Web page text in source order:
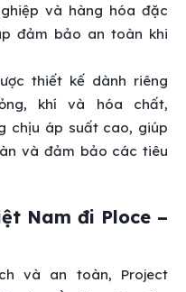
và hàng hóa đặc
đảm bảo an toàn khi
thiết kế dành riêng
khí và hóa chất,
chịu áp suất cao, giúp
và đảm bảo các tiêu
Nam đi Ploce –
và an toàn, Project